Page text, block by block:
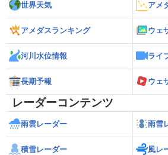
世界天気 アメ
アメダスランキング ウェ
河川水位情報 ライ
長期予報 ウェ
レーダーコンテンツ
雨雲レーダー 雨雪
積雪レーダー 風レ